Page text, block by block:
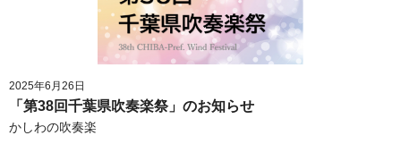
2025年6月26日
「第38回千葉県吹奏楽祭」のお知らせ
かしわの吹奏楽